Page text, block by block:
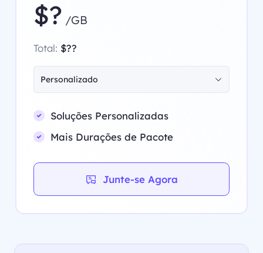
$? /GB
Total: $??
Personalizado
Soluções Personalizadas
Mais Durações de Pacote
Junte-se Agora